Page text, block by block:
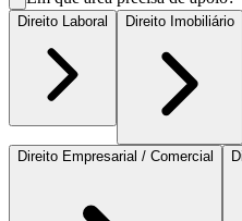
Direito Laboral Direito Imobiliário
Direito Empresarial / Comercial